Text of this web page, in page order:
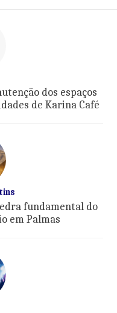
dos espaços
de Karina Café
fundamental do
em Palmas